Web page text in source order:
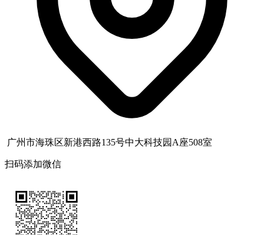
广州市海珠区新港西路135号中大科技园A座508室
扫码添加微信